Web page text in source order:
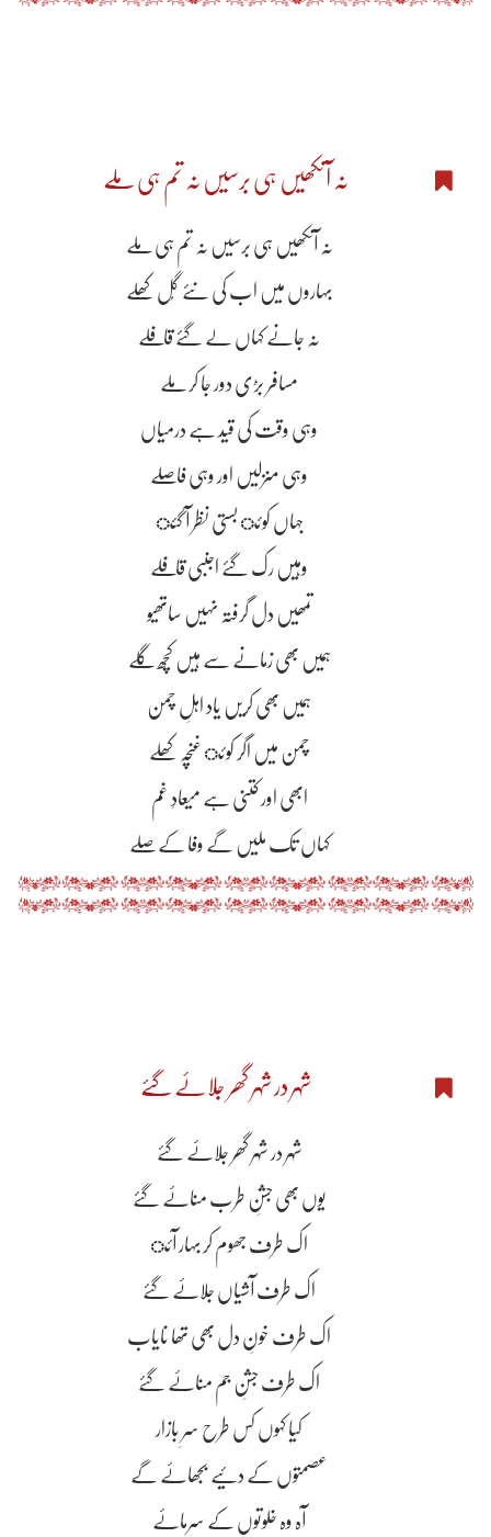
نہ آنکھیں ہی برسیں نہ تم ہی ملے
نہ آنکھیں ہی برسیں نہ تم ہی ملے
بہاروں میں اب کی نۓ گُل کھِلے
نہ جانے کہاں لے گۓ قافلے
مسافر بڑی دور جا کر ملے
وہی وقت کی قید ہے درمیاں
وہی منزلیں اور وہی فاصلے
جہاں کوئ بستی نظر آ گئ
وہیں رک گۓ اجنبی قافلے
تمھیں دل گرفتہ نہیں ساتھیو
ہمیں بھی زمانے سے ہیں کچھ گِلے
ہمیں بھی کریں یاد اہلِ چمن
چمن میں اگر کوئ غنچہ کھِلے
ابھی اور کتنی ہے میعادِ غم
کہاں تک ملیں گے وفا کے صِلے
شہر در شہر گھر جلاۓ گۓ
شہر در شہر گھر جلاۓ گۓ
یوں بھی جشنِ طرب مناۓ گۓ
اک طرف جھوم کر بہار آئ
اک طرف آشیاں جلاۓ گۓ
اک طرف خونِ دل بھی تھا نایاب
اک طرف جشنِ جم مناۓ گۓ
کیا کہوں کس طرح سرِ بازار
عصمتوں کے دئیے بجھاۓ گے
آہ وہ خلوتوں کے سرماۓ